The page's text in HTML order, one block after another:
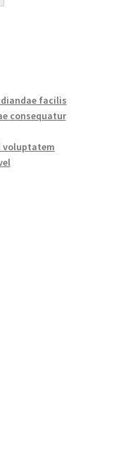
facilis
consequatur
voluptatem